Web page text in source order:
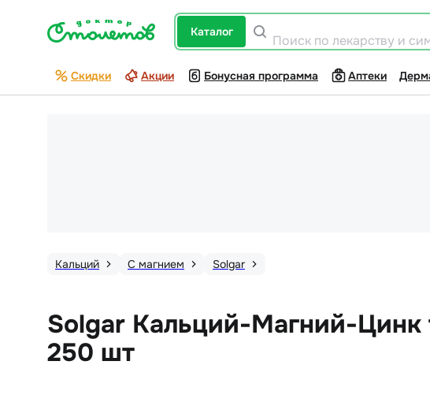
каталог
Поиск по лекарству и
Скидки Акции Бонусная программа Аптеки
Кальций С магнием Solgar
Solgar Кальций-Магний-Цинк
250 шт